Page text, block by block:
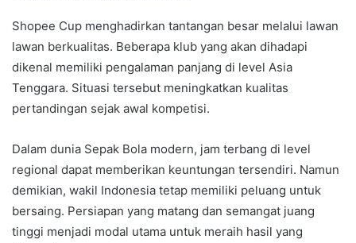
Shopee Cup menghadirkan tantangan besar melalui lawan
lawan berkualitas. Beberapa klub yang akan dihadapi
dikenal memiliki pengalaman panjang di level Asia
Tenggara. Situasi tersebut meningkatkan kualitas
pertandingan sejak awal kompetisi.
Dalam dunia Sepak Bola modern, jam terbang di level
regional dapat memberikan keuntungan tersendiri. Namun
demikian, wakil Indonesia tetap memiliki peluang untuk
bersaing. Persiapan yang matang dan semangat juang
tinggi menjadi modal utama untuk meraih hasil yang